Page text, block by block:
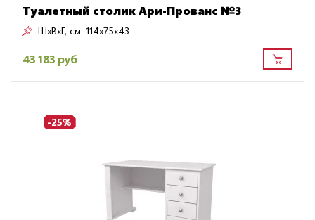
Туалетный столик Ари-Прованс №3
ШxВxГ, см: 114x75x43
43 183 руб
-25%